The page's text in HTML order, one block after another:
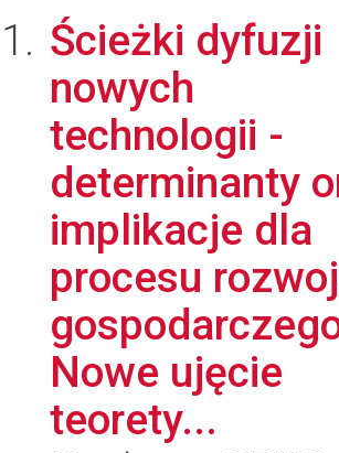
Ścieżki dyfuzji
nowych
technologii -
determinanty
implikacje dla
procesu
Nowe ujęcie
teorety...